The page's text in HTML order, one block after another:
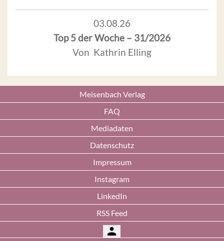
03.08.26
Top 5 der Woche – 31/2026
Von Kathrin Elling
Meisenbach Verlag
FAQ
Mediadaten
Datenschutz
Impressum
Instagram
LinkedIn
RSS Feed